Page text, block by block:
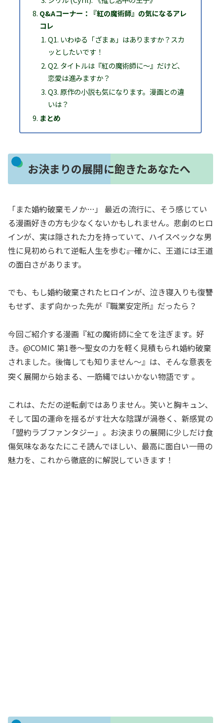
Q&Aコーナー：『紅の魔術師』の気になるアレ
コレ
Q1. いわゆる「ざまぁ」はありますか？スカ
ッとしたいです！
Q2. タイトルは『紅の魔術師に～』だけど、
恋愛は進みますか？
Q3. 原作の小説も気になります。漫画との違
いは？
まとめ
お決まりの展開に飽きたあなたへ
「また婚約破棄モノか…」 最近の流行に、そう感じてい
る漫画好きの方も少なくないかもしれません。悲劇のヒロ
インが、実は隠された力を持っていて、ハイスペックな男
性に見初められて逆転人生を歩む――。確かに、王道には王道
の面白さがあります。
でも、もし婚約破棄されたヒロインが、泣き寝入りも復讐
もせず、まず向かった先が『職業安定所』だったら？
今回ご紹介する漫画『紅の魔術師に全てを注ぎます。好
き。@COMIC 第1巻〜聖女の力を軽く見積もられ婚約破棄
されました。後悔しても知りません〜』は、そんな意表を
突く展開から始まる、一筋縄ではいかない物語です 。
これは、ただの逆転劇ではありません。笑いと胸キュン、
そして国の運命を揺るがす壮大な陰謀が渦巻く、新感覚の
「盟約ラブファンタジー」。お決まりの展開に少しだけ食
傷気味なあなたにこそ読んでほしい、最高に面白い一冊の
魅力を、これから徹底的に解説していきます！